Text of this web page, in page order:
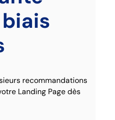
recommandations
Landing Page dès